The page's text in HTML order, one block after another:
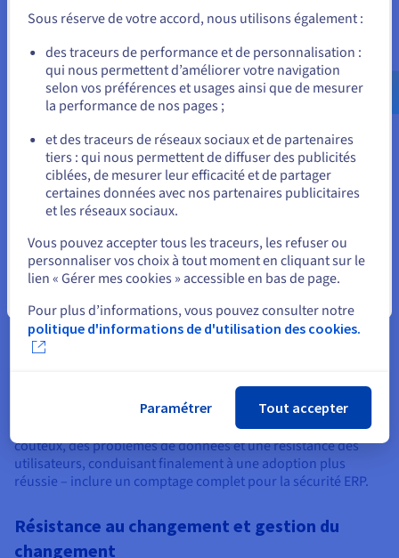
normes de l'industrie pour garantir la protection des
données. Les structures de coûts, y compris les frais cachés,
doivent être examinées. La fiabilité du fournisseur, la qualité
du support et la formation des utilisateurs sont également
essentielles. Enfin, envisagez les options de personnalisation
pour s'adapter aux flux de travail uniques. Une diligence
raisonnable approfondie garantit une mise en œuvre réussie.
Défis de mise en œuvre de l'ERP
Cloud
La mise en œuvre d'un système ERP Cloud, tout en offrant des
avantages significatifs, n'est pas sans ses obstacles. Les
organisations rencontrent souvent une gamme d'obstacles
qui peuvent compliquer la transition des systèmes
traditionnels vers des plateformes basées sur le cloud.
Ces défis couvrent des domaines techniques,
minutieuse et une atténuation stratégique pour garantir un
déploiement fluide et une stratégie de migration ERP. Les
aborder de manière proactive peut prévenir des retards
coûteux, des problèmes de données et une résistance des
utilisateurs, conduisant finalement à une adoption plus
réussie – inclure un comptage complet pour la sécurité ERP.
Résistance au changement et gestion du
changement
Allez sur le site États-Unis
us.ovhcloud.com/
Anglais USD - $
ou
Rester sur le site actuel
Sélectionner un autre site web
Sous réserve de votre accord, nous utilisons également :
des traceurs de performance et de personnalisation :
qui nous permettent d’améliorer votre navigation
selon vos préférences et usages ainsi que de mesurer
la performance de nos pages ;
et des traceurs de réseaux sociaux et de partenaires
tiers : qui nous permettent de diffuser des publicités
ciblées, de mesurer leur efficacité et de partager
certaines données avec nos partenaires publicitaires
et les réseaux sociaux.
Vous pouvez accepter tous les traceurs, les refuser ou
personnaliser vos choix à tout moment en cliquant sur le
lien « Gérer mes cookies » accessible en bas de page.
Pour plus d’informations, vous pouvez consulter notre
politique d'informations de d'utilisation des cookies.
Paramétrer Tout accepter